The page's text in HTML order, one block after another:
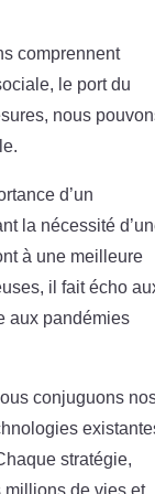
comprennent
le port du
nous
d’un
la nécessité
à une meilleure
il fait écho
aux pandémies
conjuguons
stratégie,
millions de vies et